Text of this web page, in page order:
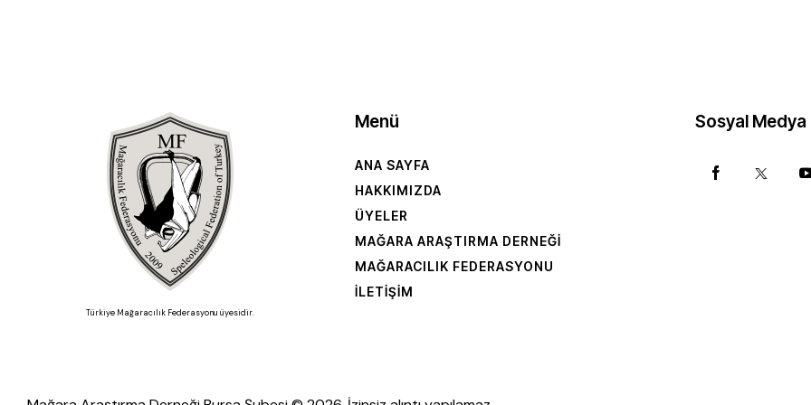
Türkiye Mağaracılık Federasyonu üyesidir.
Menü
ANA SAYFA
HAKKIMIZDA
ÜYELER
MAĞARA ARAŞTIRMA DERNEĞI
MAĞARACILIK FEDERASYONU
İLETIŞIM
Sosyal Medya